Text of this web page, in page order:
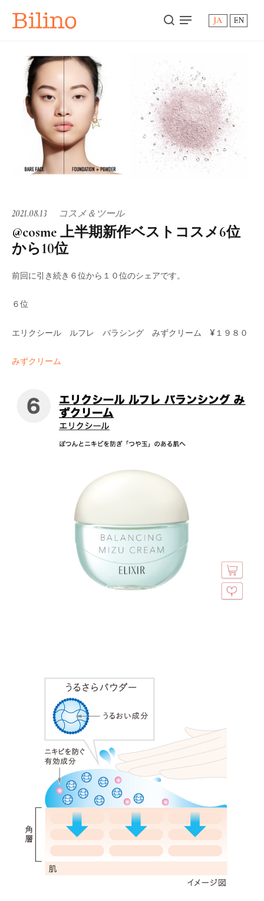
Bilino EN
JA
2021.08.13 コスメ＆ツール
@cosme 上半期新作ベストコスメ6位
から10位
前回に引き続き６位から１０位のシェアです。
６位
エリクシール ルフレ バラシング みずクリーム ¥１９８０
みずクリーム